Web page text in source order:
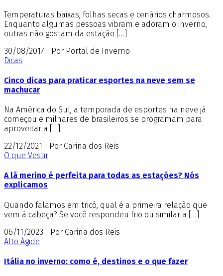
Temperaturas baixas, folhas secas e cenários charmosos.
Enquanto algumas pessoas vibram e adoram o inverno,
outras não gostam da estação […]
30/08/2017 - Por Portal de Inverno
Dicas
Cinco dicas para praticar esportes na neve sem se
machucar
Na América do Sul, a temporada de esportes na neve já
começou e milhares de brasileiros se programam para
aproveitar a […]
22/12/2021 - Por Carina dos Reis
O que Vestir
A lã merino é perfeita para todas as estações? Nós
explicamos
Quando falamos em tricô, qual é a primeira relação que
vem à cabeça? Se você respondeu frio ou similar a […]
06/11/2023 - Por Carina dos Reis
Alto Ágide
Itália no inverno: como é, destinos e o que fazer